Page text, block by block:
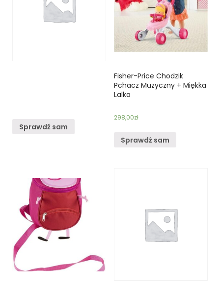
Sprawdź sam
Fisher-Price Chodzik
Pchacz Muzyczny + Miękka
Lalka
298,00zł
Sprawdź sam